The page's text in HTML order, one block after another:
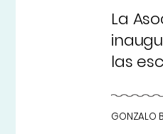
La
las
GONZALO